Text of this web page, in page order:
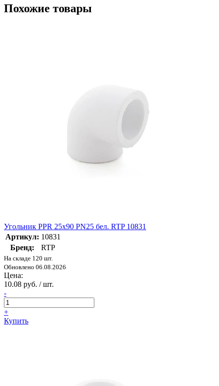
Похожие товары
Угольник PPR 25х90 PN25 бел. RTP 10831
Артикул: 10831
Бренд:
RTP
На складе 120 шт.
Обновлено 06.08.2026
Цена:
10.08 руб. / шт.
-
+
Купить